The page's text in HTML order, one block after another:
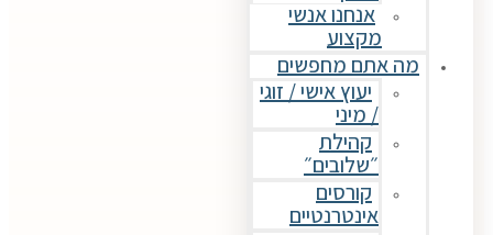
אנחנו אנשי
מקצוע
מה אתם מחפשים
יעוץ אישי / זוגי
/ מיני
קהילת
״שלובים״
קורסים
אינטרנטיים